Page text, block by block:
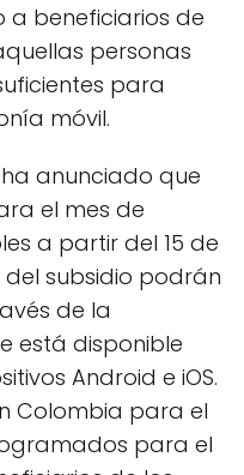
a beneficiarios de
personas
para
móvil.
anunciado que
el mes de
a partir del 15 de
subsidio podrán
de la
está disponible
Android e iOS.
Colombia para el
para el